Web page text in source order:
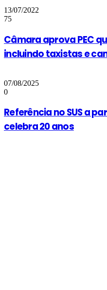
13/07/2022
75
Câmara aprova PEC
incluindo taxistas e
07/08/2025
0
Referência no SUS a
celebra 20 anos